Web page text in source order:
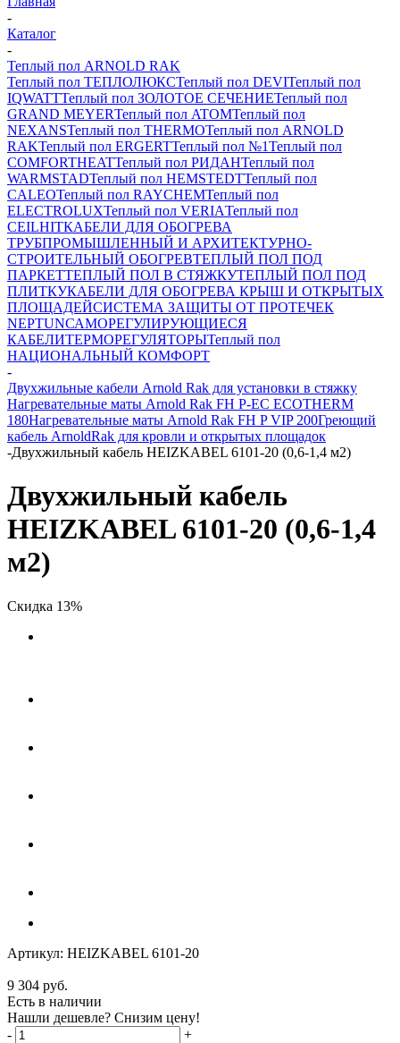
-
Каталог
-
Теплый пол ARNOLD RAK
Теплый пол ТЕПЛОЛЮКСТеплый пол DEVIТеплый пол
IQWATTТеплый пол ЗОЛОТОЕ СЕЧЕНИЕТеплый пол
GRAND MEYERТеплый пол ATOMТеплый пол
NEXANSТеплый пол THERMOТеплый пол ARNOLD
RAKТеплый пол ERGERTТеплый пол №1Теплый пол
COMFORTHEATТеплый пол РИДАНТеплый пол
WARMSTADТеплый пол HEMSTEDTТеплый пол
CALEOТеплый пол RAYCHEMТеплый пол
ELECTROLUXТеплый пол VERIAТеплый пол
CEILHITКАБЕЛИ ДЛЯ ОБОГРЕВА
ТРУБПРОМЫШЛЕННЫЙ И АРХИТЕКТУРНО-
СТРОИТЕЛЬНЫЙ ОБОГРЕВТЕПЛЫЙ ПОЛ ПОД
ПАРКЕТТЕПЛЫЙ ПОЛ В СТЯЖКУТЕПЛЫЙ ПОЛ ПОД
ПЛИТКУКАБЕЛИ ДЛЯ ОБОГРЕВА КРЫШ И ОТКРЫТЫХ
ПЛОЩАДЕЙСИСТЕМА ЗАЩИТЫ ОТ ПРОТЕЧЕК
NEPTUNСАМОРЕГУЛИРУЮЩИЕСЯ
КАБЕЛИТЕРМОРЕГУЛЯТОРЫТеплый пол
НАЦИОНАЛЬНЫЙ КОМФОРТ
-
Двухжильные кабели Arnold Rak для установки в стяжку
Нагревательные маты Arnold Rak FH P-EC ECOTHERM
180Нагревательные маты Arnold Rak FH P VIP 200Греющий
кабель ArnoldRak для кровли и открытых площадок
-Двухжильный кабель HEIZKABEL 6101-20 (0,6-1,4 м2)
Двухжильный кабель
HEIZKABEL 6101-20 (0,6-1,4
м2)
Скидка 13%
Артикул: HEIZKABEL 6101-20
9 304 руб.
Есть в наличии
Нашли дешевле? Снизим цену!
-
+